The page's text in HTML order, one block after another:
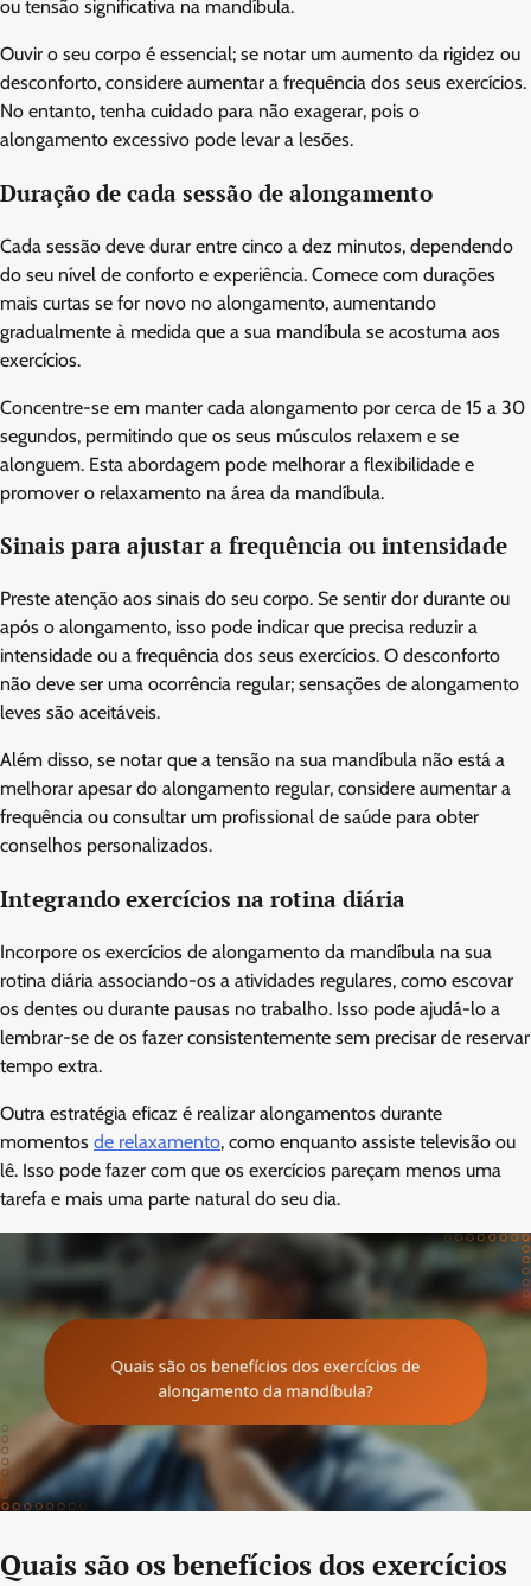
ou tensão significativa na mandíbula.
Ouvir o seu corpo é essencial; se notar um aumento da rigidez ou
desconforto, considere aumentar a frequência dos seus exercícios.
No entanto, tenha cuidado para não exagerar, pois o
alongamento excessivo pode levar a lesões.
Duração de cada sessão de alongamento
Cada sessão deve durar entre cinco a dez minutos, dependendo
do seu nível de conforto e experiência. Comece com durações
mais curtas se for novo no alongamento, aumentando
gradualmente à medida que a sua mandíbula se acostuma aos
exercícios.
Concentre-se em manter cada alongamento por cerca de 15 a 30
segundos, permitindo que os seus músculos relaxem e se
alonguem. Esta abordagem pode melhorar a flexibilidade e
promover o relaxamento na área da mandíbula.
Sinais para ajustar a frequência ou intensidade
Preste atenção aos sinais do seu corpo. Se sentir dor durante ou
após o alongamento, isso pode indicar que precisa reduzir a
intensidade ou a frequência dos seus exercícios. O desconforto
não deve ser uma ocorrência regular; sensações de alongamento
leves são aceitáveis.
Além disso, se notar que a tensão na sua mandíbula não está a
melhorar apesar do alongamento regular, considere aumentar a
frequência ou consultar um profissional de saúde para obter
conselhos personalizados.
Integrando exercícios na rotina diária
Incorpore os exercícios de alongamento da mandíbula na sua
rotina diária associando-os a atividades regulares, como escovar
os dentes ou durante pausas no trabalho. Isso pode ajudá-lo a
lembrar-se de os fazer consistentemente sem precisar de reservar
tempo extra.
Outra estratégia eficaz é realizar alongamentos durante
momentos de relaxamento, como enquanto assiste televisão ou
lê. Isso pode fazer com que os exercícios pareçam menos uma
tarefa e mais uma parte natural do seu dia.
Quais são os benefícios dos exercícios